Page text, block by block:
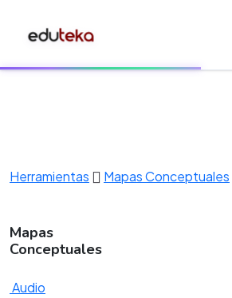
Herramientas Mapas Conceptuales
Mapas
Conceptuales
Audio